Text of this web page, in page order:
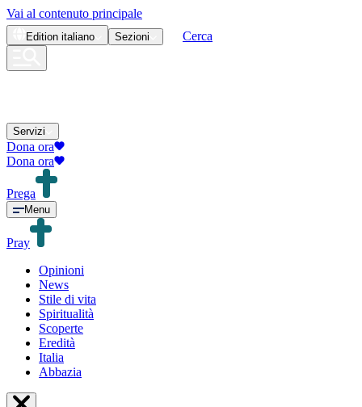
Vai al contenuto principale
Edition italiano Sezioni Cerca
Servizi
Dona ora
Dona ora
Prega
Menu
Pray
Opinioni
News
Stile di vita
Spiritualità
Scoperte
Eredità
Italia
Abbazia